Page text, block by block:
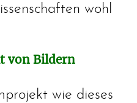
wohl
von Bildern
wie dieses